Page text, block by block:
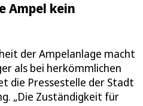
Ampel kein
der Ampelanlage macht
als bei herkömmlichen
die Pressestelle der Stadt
„Die Zuständigkeit für